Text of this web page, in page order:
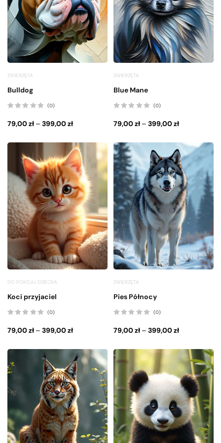
ZWIERZĘTA
Bulldog
0
na
(0)
79,00zł – 399,00zł
ZWIERZĘTA
Blue Mane
0
na
(0)
79,00zł – 399,00zł
DO POKOJU DZIECKA
Koci przyjaciel
0
na
(0)
79,00zł – 399,00zł
ZWIERZĘTA
Pies Północy
0
na
(0)
79,00zł – 399,00zł